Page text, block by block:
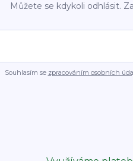
Můžete se kdykoli odhlásit.
Souhlasím se zpracováním osobních